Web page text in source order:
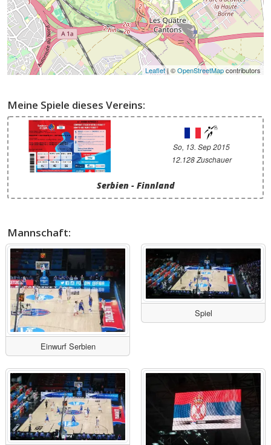
Leaflet| ©OpenStreetMapcontributors
Meine Spiele dieses Vereins:
So, 13. Sep 2015
12.128 Zuschauer
Serbien - Finnland
Mannschaft:
Einwurf Serbien
Spiel